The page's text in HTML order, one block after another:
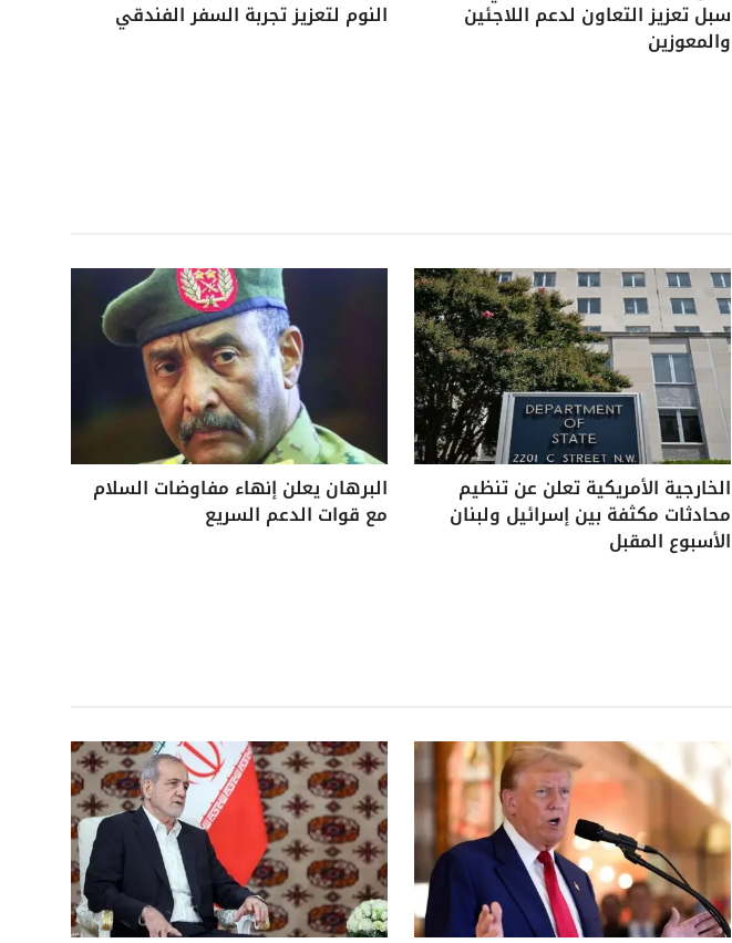
سبل تعزيز التعاون لدعم اللاجئين
والمعوزين
النوم لتعزيز تجربة السفر الفندقي
الخارجية الأمريكية تعلن عن تنظيم
محادثات مكثفة بين إسرائيل ولبنان
الأسبوع المقبل
البرهان يعلن إنهاء مفاوضات السلام
مع قوات الدعم السريع